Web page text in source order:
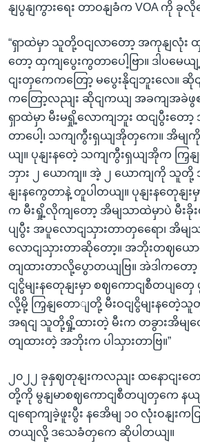
နျပွနျကွားရေး တာဝနျခံက VOA ကို ခုလို
“ရှာထဲမှာ သူတို့ဝငျလာတော့ အကုနျလုံ
တော့ ထှကျပွေးကွတာပေါ့ဗြာ။ ဒါပမေ
ငျးတှကေကတြော့ မပွေးနိုငျဘူးလေ။ ဆို
ကတြော့လညျး ဆိုငျကယျ အခကျအခဲဖွဈ
ရှာထဲမှာ မီးမရှို့လောကျဘူး ထငျပွီးတော့
တာပေါ့၊ သကျကွီးရှယျအိုတှကေ။ အိမျ
ယျ။ ပုနျးနတေဲ့ သကျကွီးရှယျအိုက က
ဘှား ၂ ယောကျ။ အဲ့ ၂ ယောကျကို သူတို့
နျးနကွေတာနဲ့ တူပါတယျ။ ပုနျးနတေုနျး
က မီးရှို့လိုကျတော့ အိမျသာထဲမှာပဲ မီးခို
ပျပွီး အပူလောငျသှားတာတှရေော၊ အိမျ
လောငျသှားတာဆိုတော့။ အဘိုးတဈယေ
တျထားတာလို့ပွောတယျဗြ။ အဲဒါကတော့
ငျငွိမျးနတေုနျးမှာ စဈကောငျစီတပျတှ
လို့မို့ ကြှနျတောျတို့ မီးဝငျငွိမျးနတေဲ့
အရငျ သူတို့ရှို့ထားတဲ့ မီးက တခွားအိမျ
တျထားတဲ့ အဘိုးက ပါသှားတာဗြ။”
၂၀၂၂ ခုနှဈတုနျးကလညျး ထနောငျးတေ
တို့ကို မွနျမာစဈကောငျစီတပျတှကေ နယျ
ငျရောကျခဲ့ဖူးပွီး နအေိမျ ၁၀ လုံးဝနျးက
တယျလို့ ဒသေခံတှကေ ဆိုပါတယျ။